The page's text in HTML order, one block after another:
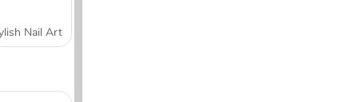
Nail Art